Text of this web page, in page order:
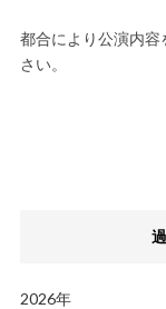
都合により公演内
さい。
2026年